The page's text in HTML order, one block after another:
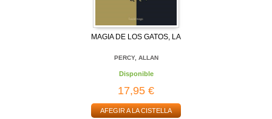
MAGIA DE LOS GATOS, LA
PERCY, ALLAN
Disponible
17,95 €
AFEGIR A LA CISTELLA